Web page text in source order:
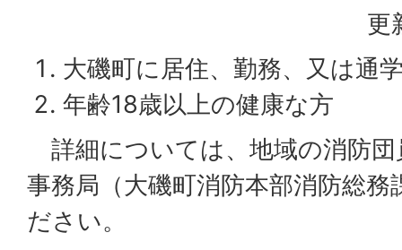
更
大磯町に居住、勤務、又は通
年齢18歳以上の健康な方
詳細については、地域の消防団
事務局（大磯町消防本部消防総
ださい。